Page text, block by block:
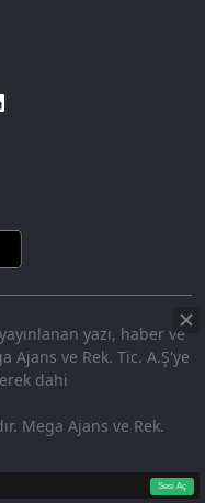
10.14%
Sesi Aç
yazı, haber ve
Ajans ve Rek. Tic. A.Ş'ye
dahi
Mega Ajans ve Rek.